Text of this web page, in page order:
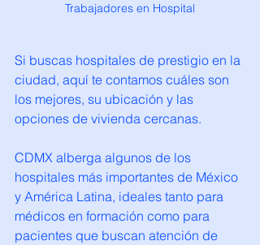
Trabajadores en Hospital
Si buscas hospitales de prestigio en la
ciudad, aquí te contamos cuáles son
los mejores, su ubicación y las
opciones de vivienda cercanas.
CDMX alberga algunos de los
hospitales más importantes de México
y América Latina, ideales tanto para
médicos en formación como para
pacientes que buscan atención de